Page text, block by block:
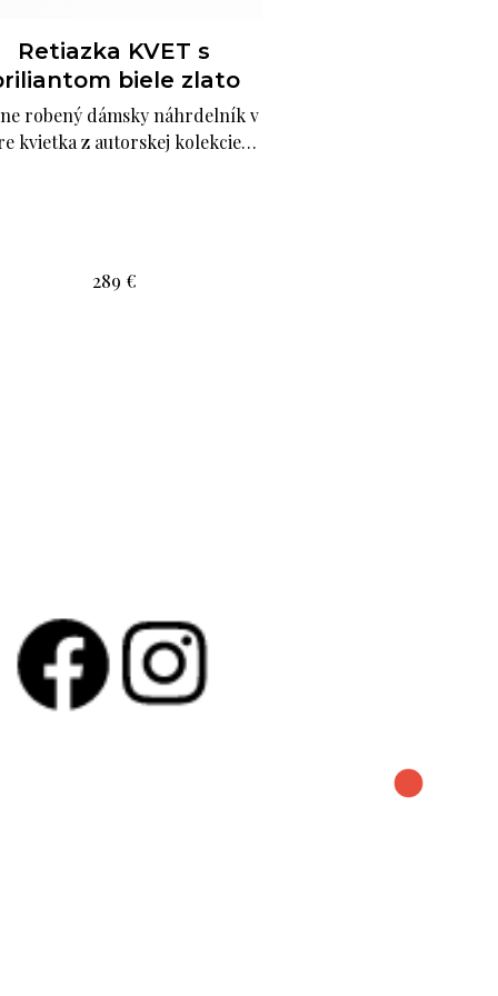
Retiazka KVET s
biele zlato
robený dámsky náhrdelník v
kvietka z autorskej kolekcie…
289 €